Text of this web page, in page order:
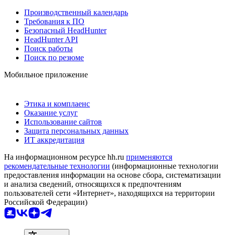
Производственный календарь
Требования к ПО
Безопасный HeadHunter
HeadHunter API
Поиск работы
Поиск по резюме
Мобильное приложение
Этика и комплаенс
Оказание услуг
Использование сайтов
Защита персональных данных
ИТ аккредитация
На информационном ресурсе hh.ru применяются
рекомендательные технологии (информационные технологии
предоставления информации на основе сбора, систематизации
и анализа сведений, относящихся к предпочтениям
пользователей сети «Интернет», находящихся на территории
Российской Федерации)